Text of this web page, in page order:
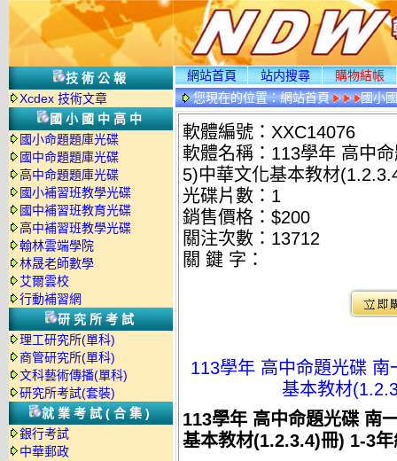
技術公報
Xcdex 技術文章
國小國中高中
國小命題題庫光碟
國中命題題庫光碟
高中命題題庫光碟
國小補習班教學光碟
國中補習班教育光碟
高中補習班教學光碟
翰林雲端學院
林晟老師數學
艾爾雲校
行動補習網
研究所考試
理工研究所(單科)
商管研究所(單科)
文科藝術傳播(單科)
研究所考試(套裝)
就業考試(合集)
銀行考試
中華郵政
網站首頁 站内搜尋
購物結帳
您現在的位置：網站首頁 國小
軟體編號：XXC14076
軟體名稱：113學年 高中
5)中華文化基本教材
光碟片數：1
銷售價格：$200
關注次數： 13712
關 鍵 字：
113學年 高中命題光碟
基本教材
113學年 高中命題光碟 南
基本教材(1.2.3.4)冊) 1-3